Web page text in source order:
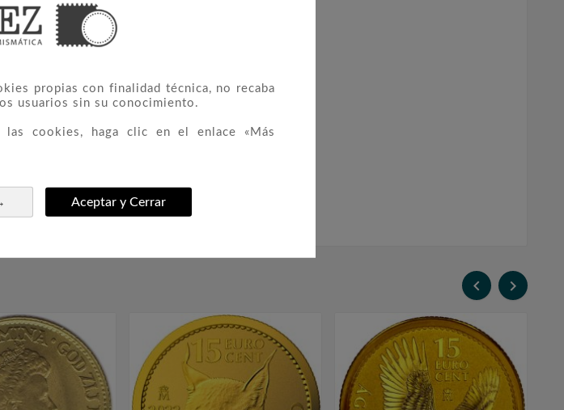
propias con finalidad técnica, no recaba
usuarios sin su conocimiento.
las cookies, haga clic en el enlace «Más
Aceptar y Cerrar
Oro 999,9.
 